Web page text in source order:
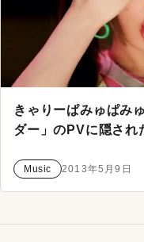
きゃりーぱみゅぱみ
ダー」のPVに隠され
Music 2013年5月9日